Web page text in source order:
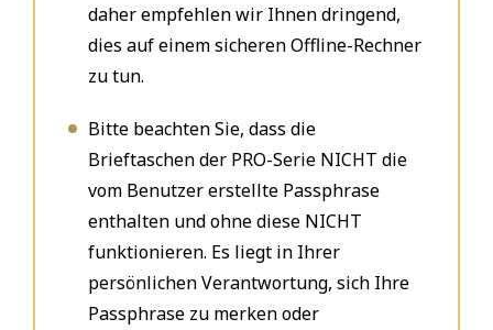
daher empfehlen wir Ihnen dringend,
dies auf einem sicheren Offline-Rechner
zu tun.
Bitte beachten Sie, dass die
Brieftaschen der PRO-Serie NICHT die
vom Benutzer erstellte Passphrase
enthalten und ohne diese NICHT
funktionieren. Es liegt in Ihrer
persönlichen Verantwortung, sich Ihre
Passphrase zu merken oder